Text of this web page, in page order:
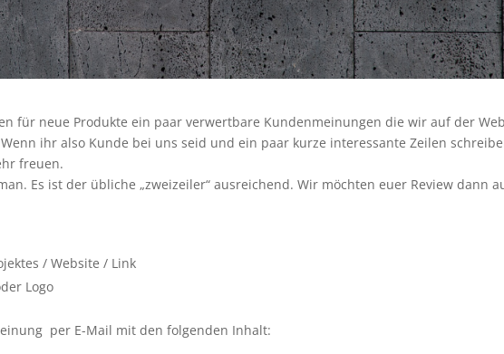
für neue Produkte ein paar verwertbare Kundenmeinungen die wir auf der
ihr also Kunde bei uns seid und ein paar kurze interessante Zeilen
freuen.
Es ist der übliche „zweizeiler“ ausreichend. Wir möchten euer Review dann
/ Website / Link
Logo
per E-Mail mit den folgenden Inhalt: